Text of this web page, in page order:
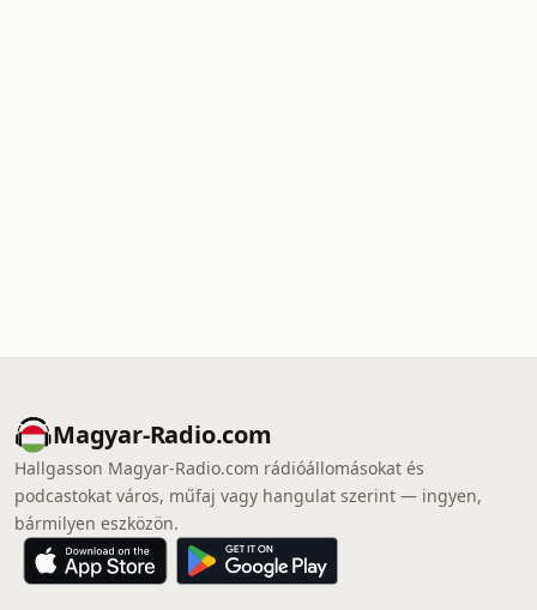
Magyar-Radio.com
Hallgasson Magyar-Radio.com rádióállomásokat és
podcastokat város, műfaj vagy hangulat szerint — ingyen,
bármilyen eszközön.